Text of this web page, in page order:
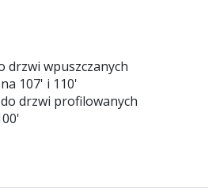
drzwi wpuszczanych
107' i 110'
drzwi profilowanych